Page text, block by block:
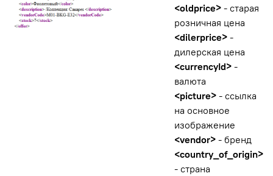
<oldprice> - старая
розничная цена
<dilerprice> -
дилерская цена
<currencyId> -
валюта
<picture> - ссылка
на основное
изображение
<vendor> - бренд
<country_of_origin>
- страна